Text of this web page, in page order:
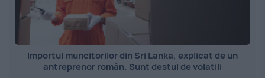
Importul muncitorilor din Sri Lanka, explicat de un
antreprenor român. Sunt destul de volatili